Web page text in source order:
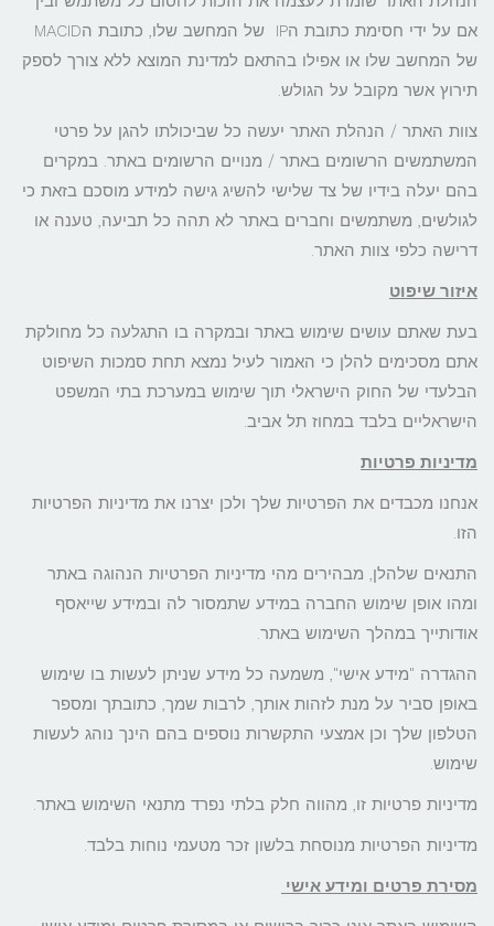
אם על ידי חסימת כתובת הIP של המחשב שלו, כתובת הMACID
של המחשב שלו או אפילו בהתאם למדינת המוצא ללא צורך לספק
תירוץ אשר מקובל על הגולש.
צוות האתר / הנהלת האתר יעשה כל שביכולתו להגן על פרטי
המשתמשים הרשומים באתר / מנויים הרשומים באתר. במקרים
בהם יעלה בידיו של צד שלישי להשיג גישה למידע מוסכם בזאת כי
לגולשים, משתמשים וחברים באתר לא תהה כל תביעה, טענה או
דרישה כלפי צוות האתר.
איזור שיפוט
בעת שאתם עושים שימוש באתר ובמקרה בו התגלעה כל מחולקת
אתם מסכימים להלן כי האמור לעיל נמצא תחת סמכות השיפוט
הבלעדי של החוק הישראלי תוך שימוש במערכת בתי המשפט
הישראליים בלבד במחוז תל אביב.
מדיניות פרטיות
אנחנו מכבדים את הפרטיות שלך ולכן יצרנו את מדיניות הפרטיות
הזו.
התנאים שלהלן, מבהירים מהי מדיניות הפרטיות הנהוגה באתר
ומהו אופן שימוש החברה במידע שתמסור לה ובמידע שייאסף
אודותייך במהלך השימוש באתר.
ההגדרה "מידע אישי", משמעה כל מידע שניתן לעשות בו שימוש
באופן סביר על מנת לזהות אותך, לרבות שמך, כתובתך ומספר
הטלפון שלך וכן אמצעי התקשרות נוספים בהם הינך נוהג לעשות
שימוש.
מדיניות פרטיות זו, מהווה חלק בלתי נפרד מתנאי השימוש באתר.
מדיניות הפרטיות מנוסחת בלשון זכר מטעמי נוחות בלבד.
מסירת פרטים ומידע אישי